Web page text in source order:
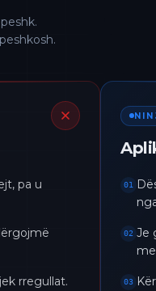
pa u
rregullat.
01
02 Je
03